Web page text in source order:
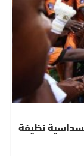
مصر بسداسية نظيفة